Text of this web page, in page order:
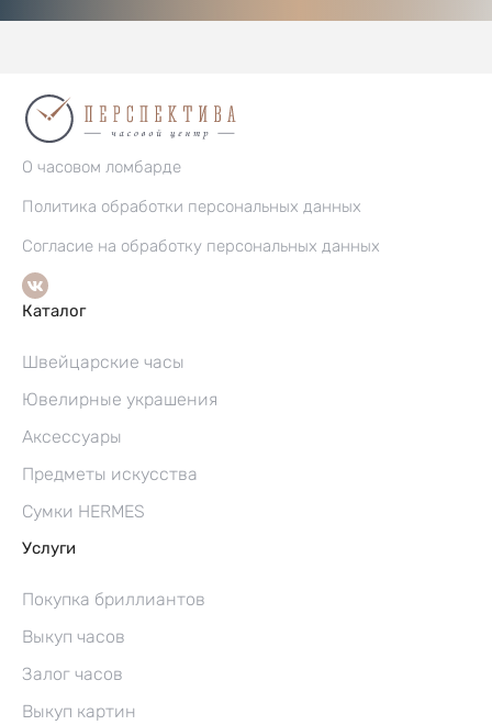
О часовом ломбарде
Политика обработки персональных данных
Согласие на обработку персональных данных
Каталог
Швейцарские часы
Ювелирные украшения
Аксессуары
Предметы искусства
Сумки HERMES
Услуги
Покупка бриллиантов
Выкуп часов
Залог часов
Выкуп картин